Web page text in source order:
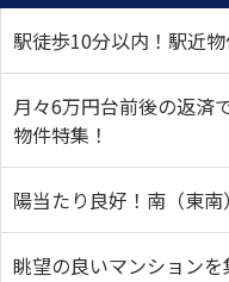
駅徒歩10分以内！駅近物
月々6万円台前後の返済
物件特集！
陽当たり良好！南（東
眺望の良いマンション